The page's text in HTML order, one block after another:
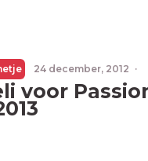
24 december, 2012 ·
voor